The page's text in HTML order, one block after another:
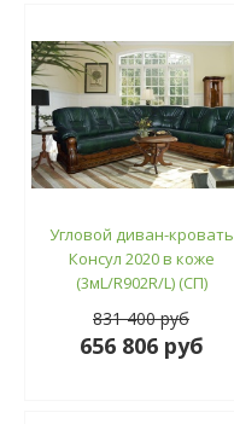
Угловой диван-кровать
Консул 2020 в коже
(3мL/R902R/L) (СП)
831 400 руб
656 806 руб